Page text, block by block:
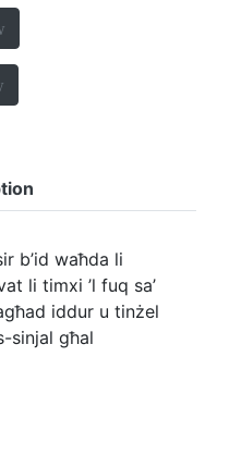
b’id waħda li
li timxi ’l fuq sa’
iddur u tinżel
sinjal għal